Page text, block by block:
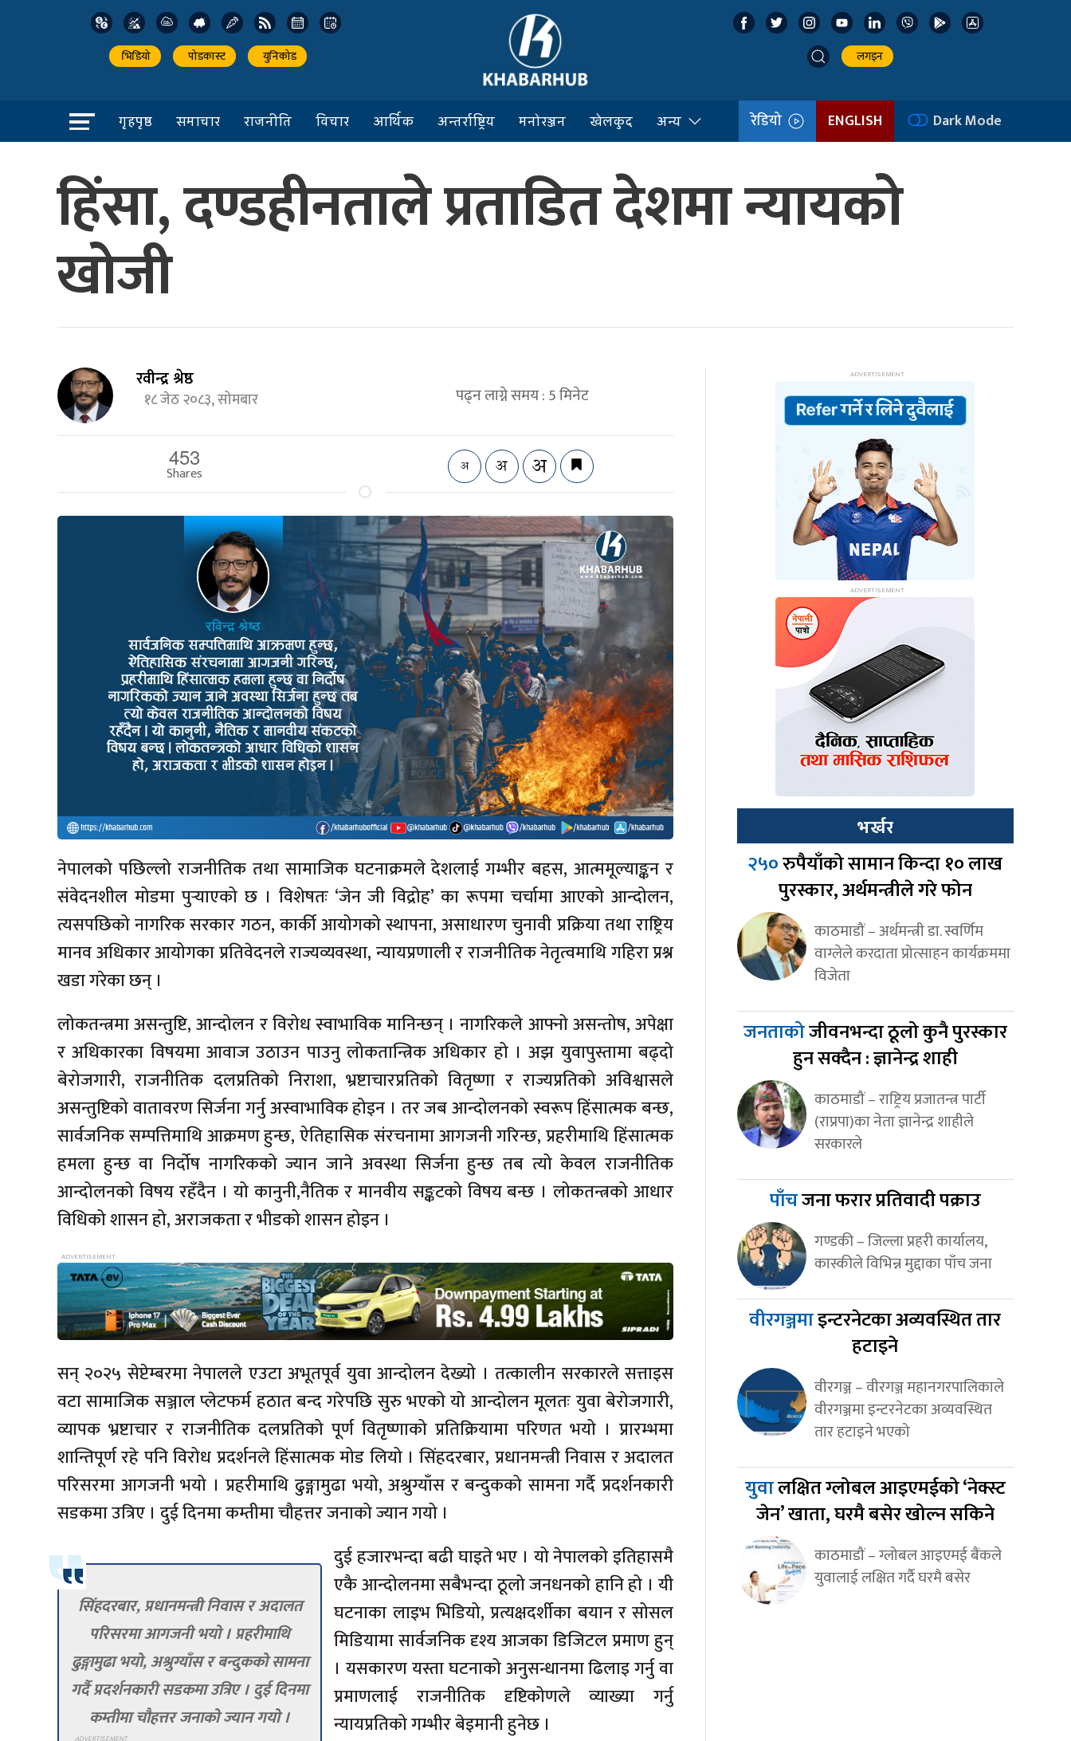
भिडियो पोडकास्ट युनिकोड लगइन
गृहपृष्ठ समाचार राजनीति विचार आर्थिक अन्तर्राष्ट्रिय मनोरञ्जन खेलकुद अन्य रेडियो ENGLISH Dark Mode
हिंसा, दण्डहीनताले प्रताडित देशमा न्यायको
खोजी
रवीन्द्र श्रेष्ठ
१८ जेठ २०८३, सोमबार पढ्न लाग्ने समय :5मिनेट
453
Shares
नेपालको पछिल्लो राजनीतिक तथा सामाजिक घटनाक्रमले देशलाई गम्भीर बहस, आत्ममूल्याङ्कन र
संवेदनशील मोडमा पुर्‍याएको छ । विशेषतः ‘जेन जी विद्रोह’ का रूपमा चर्चामा आएको आन्दोलन,
त्यसपछिको नागरिक सरकार गठन, कार्की आयोगको स्थापना, असाधारण चुनावी प्रक्रिया तथा राष्ट्रिय
मानव अधिकार आयोगका प्रतिवेदनले राज्यव्यवस्था, न्यायप्रणाली र राजनीतिक नेतृत्वमाथि गहिरा प्रश्न
खडा गरेका छन् ।
लोकतन्त्रमा असन्तुष्टि, आन्दोलन र विरोध स्वाभाविक मानिन्छन् । नागरिकले आफ्नो असन्तोष, अपेक्षा
र अधिकारका विषयमा आवाज उठाउन पाउनु लोकतान्त्रिक अधिकार हो । अझ युवापुस्तामा बढ्दो
बेरोजगारी, राजनीतिक दलप्रतिको निराशा, भ्रष्टाचारप्रतिको वितृष्णा र राज्यप्रतिको अविश्वासले
असन्तुष्टिको वातावरण सिर्जना गर्नु अस्वाभाविक होइन । तर जब आन्दोलनको स्वरूप हिंसात्मक बन्छ,
सार्वजनिक सम्पत्तिमाथि आक्रमण हुन्छ, ऐतिहासिक संरचनामा आगजनी गरिन्छ, प्रहरीमाथि हिंसात्मक
हमला हुन्छ वा निर्दोष नागरिकको ज्यान जाने अवस्था सिर्जना हुन्छ तब त्यो केवल राजनीतिक
आन्दोलनको विषय रहँदैन । यो कानुनी,नैतिक र मानवीय सङ्कटको विषय बन्छ । लोकतन्त्रको आधार
विधिको शासन हो, अराजकता र भीडको शासन होइन ।
सन् २०२५ सेप्टेम्बरमा नेपालले एउटा अभूतपूर्व युवा आन्दोलन देख्यो । तत्कालीन सरकारले सत्ताइस
वटा सामाजिक सञ्जाल प्लेटफर्म हठात बन्द गरेपछि सुरु भएको यो आन्दोलन मूलतः युवा बेरोजगारी,
व्यापक भ्रष्टाचार र राजनीतिक दलप्रतिको पूर्ण वितृष्णाको प्रतिक्रियामा परिणत भयो । प्रारम्भमा
शान्तिपूर्ण रहे पनि विरोध प्रदर्शनले हिंसात्मक मोड लियो । सिंहदरबार, प्रधानमन्त्री निवास र अदालत
परिसरमा आगजनी भयो । प्रहरीमाथि ढुङ्गामुढा भयो, अश्रुग्याँस र बन्दुकको सामना गर्दै प्रदर्शनकारी
सडकमा उत्रिए । दुई दिनमा कम्तीमा चौहत्तर जनाको ज्यान गयो ।
सिंहदरबार, प्रधानमन्त्री निवास र अदालत
परिसरमा आगजनी भयो । प्रहरीमाथि
ढुङ्गामुढा भयो, अश्रुग्याँस र बन्दुकको सामना
गर्दै प्रदर्शनकारी सडकमा उत्रिए । दुई दिनमा
कम्तीमा चौहत्तर जनाको ज्यान गयो ।
दुई हजारभन्दा बढी घाइते भए । यो नेपालको इतिहासमै
एकै आन्दोलनमा सबैभन्दा ठूलो जनधनको हानि हो । यी
घटनाका लाइभ भिडियो, प्रत्यक्षदर्शीका बयान र सोसल
मिडियामा सार्वजनिक दृश्य आजका डिजिटल प्रमाण हुन्
। यसकारण यस्ता घटनाको अनुसन्धानमा ढिलाइ गर्नु वा
प्रमाणलाई राजनीतिक दृष्टिकोणले व्याख्या गर्नु
न्यायप्रतिको गम्भीर बेइमानी हुनेछ ।
भर्खर
२५०रुपैयाँको सामान किन्दा १० लाख
पुरस्कार, अर्थमन्त्रीले गरे फोन
काठमाडौं – अर्थमन्त्री डा. स्वर्णिम
वाग्लेले करदाता प्रोत्साहन कार्यक्रममा
विजेता
जनताकोजीवनभन्दा ठूलो कुनै पुरस्कार
हुन सक्दैन : ज्ञानेन्द्र शाही
काठमाडौं – राष्ट्रिय प्रजातन्त्र पार्टी
(राप्रपा)का नेता ज्ञानेन्द्र शाहीले
सरकारले
पाँचजना फरार प्रतिवादी पक्राउ
गण्डकी – जिल्ला प्रहरी कार्यालय,
कास्कीले विभिन्न मुद्दाका पाँच जना
वीरगञ्जमाइन्टरनेटका अव्यवस्थित तार
हटाइने
वीरगञ्ज – वीरगञ्ज महानगरपालिकाले
वीरगञ्जमा इन्टरनेटका अव्यवस्थित
तार हटाइने भएको
युवालक्षित ग्लोबल आइएमईको ‘नेक्स्ट
जेन’ खाता, घरमै बसेर खोल्न सकिने
काठमाडौं – ग्लोबल आइएमई बैंकले
युवालाई लक्षित गर्दै घरमै बसेर